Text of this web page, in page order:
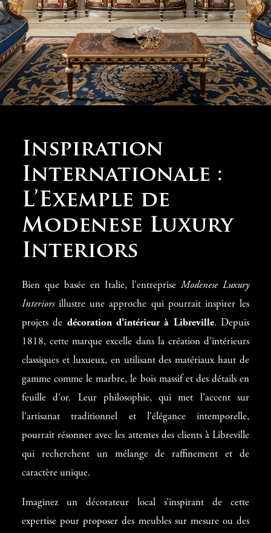
Inspiration
Internationale :
L’Exemple de
Modenese Luxury
Interiors
Bien que basée en Italie, l’entrepriseModenese Luxury
Interiorsillustre une approche qui pourrait inspirer les
projets de décoration d’intérieur à Libreville. Depuis
1818, cette marque excelle dans la création d’intérieurs
classiques et luxueux, en utilisant des matériaux haut de
gamme comme le marbre, le bois massif et des détails en
feuille d’or. Leur philosophie, qui met l’accent sur
l’artisanat traditionnel et l’élégance intemporelle,
pourrait résonner avec les attentes des clients à Libreville
qui recherchent un mélange de raffinement et de
caractère unique.
Imaginez un décorateur local s’inspirant de cette
expertise pour proposer des meubles sur mesure ou des